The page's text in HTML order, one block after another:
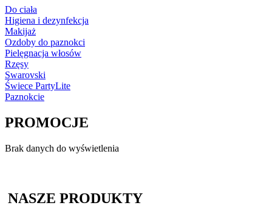
Do ciała
Higiena i dezynfekcja
Makijaż
Ozdoby do paznokci
Pielęgnacja włosów
Rzęsy
Swarovski
Świece PartyLite
Paznokcie
PROMOCJE
Brak danych do wyświetlenia
NASZE PRODUKTY